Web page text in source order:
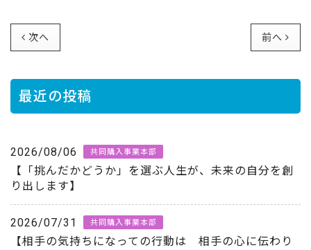
次へ 前へ
最近の投稿
2026/08/06 共同購入事業本部
【「挑んだかどうか」を選ぶ人生が、未来の自分を創
り出します】
2026/07/31 共同購入事業本部
【相手の気持ちになっての行動は 相手の心に伝わり